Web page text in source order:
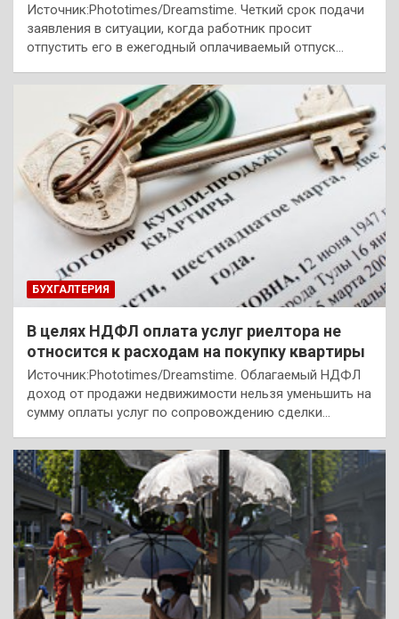
Источник:Phototimes/Dreamstime. Четкий срок подачи
заявления в ситуации, когда работник просит
отпустить его в ежегодный оплачиваемый отпуск…
БУХГАЛТЕРИЯ
В целях НДФЛ оплата услуг риелтора не
относится к расходам на покупку квартиры
Источник:Phototimes/Dreamstime. Облагаемый НДФЛ
доход от продажи недвижимости нельзя уменьшить на
сумму оплаты услуг по сопровождению сделки…